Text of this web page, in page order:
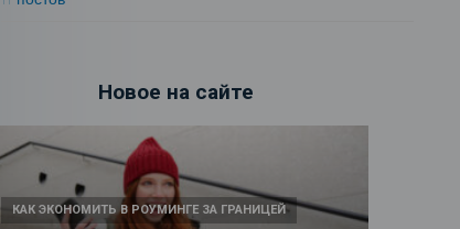
Новое на сайте
КАК ЭКОНОМИТЬ В РОУМИНГЕ ЗА ГРАНИЦЕЙ